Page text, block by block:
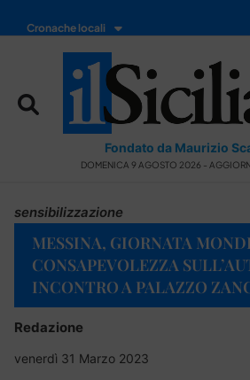
Cronache locali
Fondato da Maurizio
DOMENICA 9 AGOSTO 2026 -
sensibilizzazione
MESSINA, GIORNATA
CONSAPEVOLEZZA
INCONTRO A PALAZZO
Redazione
venerdì 31 Marzo 2023